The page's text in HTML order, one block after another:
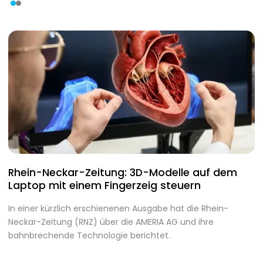
Rhein-Neckar-Zeitung: 3D-Modelle auf dem
Laptop mit einem Fingerzeig steuern
In einer kürzlich erschienenen Ausgabe hat die Rhein-
Neckar-Zeitung (RNZ) über die AMERIA AG und ihre
bahnbrechende Technologie berichtet.